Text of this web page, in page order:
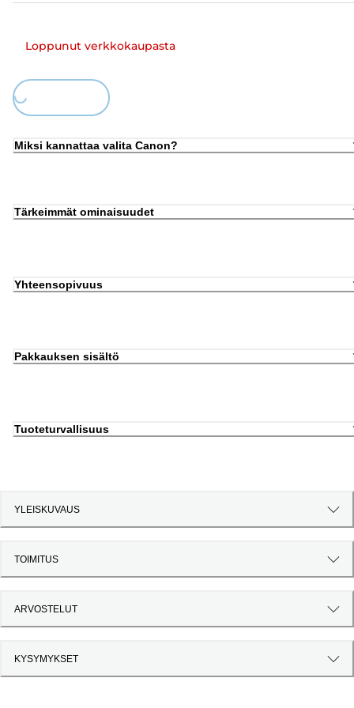
Loppunut verkkokaupasta
Loading...
Miksi kannattaa valita Canon?
Tärkeimmät ominaisuudet
Yhteensopivuus
Pakkauksen sisältö
Tuoteturvallisuus
YLEISKUVAUS
TOIMITUS
ARVOSTELUT
KYSYMYKSET